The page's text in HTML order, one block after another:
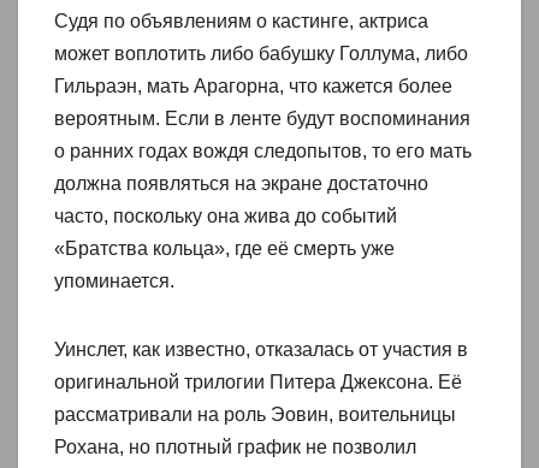
Судя по объявлениям о кастинге, актриса
может воплотить либо бабушку Голлума, либо
Гильраэн, мать Арагорна, что кажется более
вероятным. Если в ленте будут воспоминания
о ранних годах вождя следопытов, то его мать
должна появляться на экране достаточно
часто, поскольку она жива до событий
«Братства кольца», где её смерть уже
упоминается.
Уинслет, как известно, отказалась от участия в
оригинальной трилогии Питера Джексона. Её
рассматривали на роль Эовин, воительницы
Рохана, но плотный график не позволил